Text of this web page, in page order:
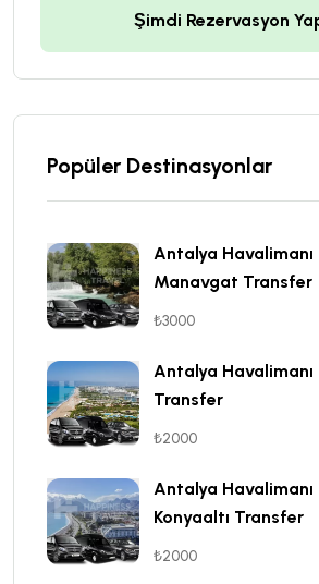
Şimdi Rezervasyon
Popüler Destinasyonlar
Antalya Havalimanı
Manavgat Transfer
₺3000
Antalya Havalimanı
Transfer
₺2000
Antalya Havalimanı
Konyaaltı Transfer
₺2000